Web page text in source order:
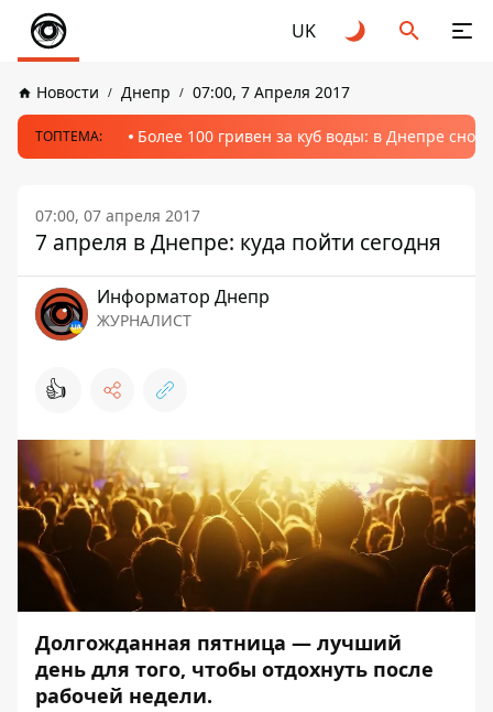
UK
Новости Днепр 07:00, 7 Апреля 2017
ТОПТЕМА: Более 100 гривен за куб воды: в Днепре
07:00, 07 апреля 2017
7 апреля в Днепре: куда пойти сегодня
Информатор Днепр
ЖУРНАЛИСТ
👍
Долгожданная пятница — лучший
день для того, чтобы отдохнуть после
рабочей недели.